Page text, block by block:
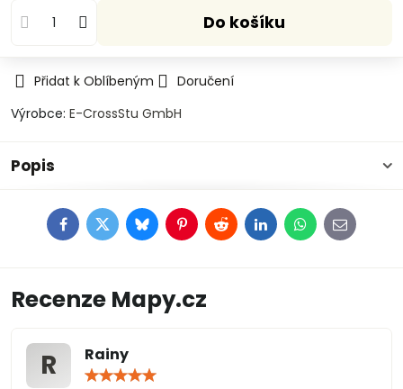
Do košíku
Přidat k Oblíbeným
Doručení
Výrobce: E-CrossStu GmbH​
Popis
FacebookTwitterBlueskyPinterestRedditLinkedInWhatsApp
E-
mail
Recenze Mapy.cz
R Rainy